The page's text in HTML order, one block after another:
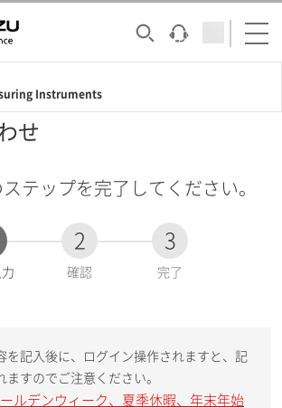
Instruments
せ
テップを完了してください。
2
確認
3
完了
を記入後に、ログイン操作されますと、記
ますのでご注意ください。
ルデンウィーク、夏季休暇、年末年始